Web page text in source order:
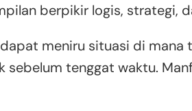
berpikir logis, strategi,
meniru situasi di mana
sebelum tenggat waktu.